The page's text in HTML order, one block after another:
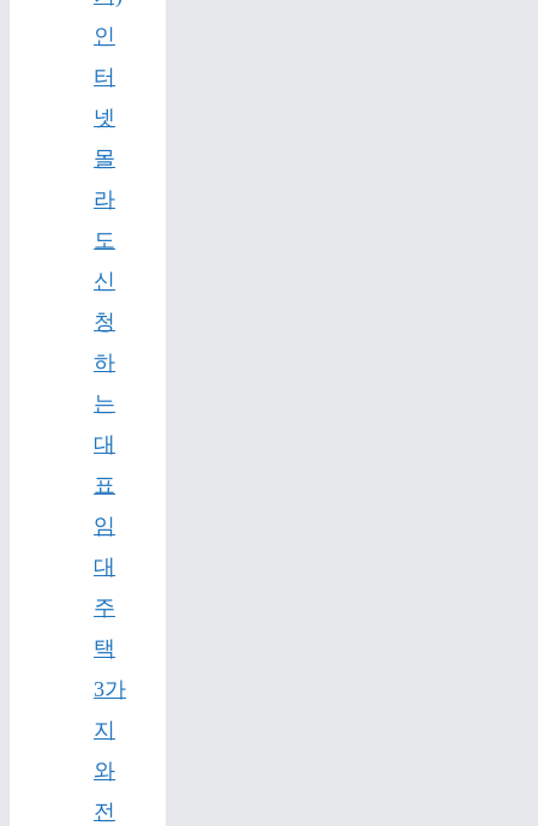
인
터
넷
몰
라
도
신
청
하
는
대
표
임
대
주
택
3가
지
와
전